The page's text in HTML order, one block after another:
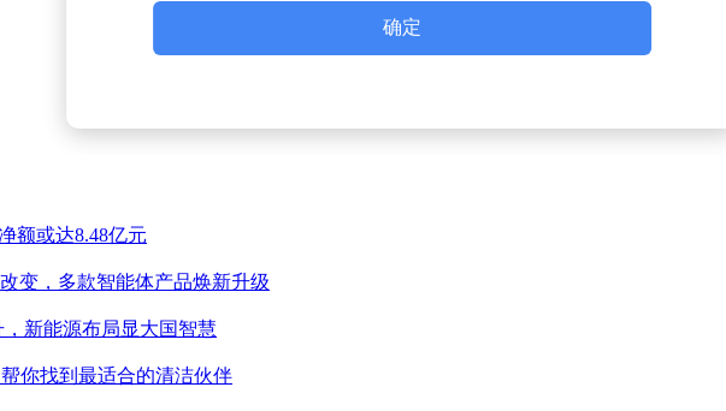
确定
额或达8.48亿元
变，多款智能体产品焕新升级
新能源布局显大国智慧
你找到最适合的清洁伙伴